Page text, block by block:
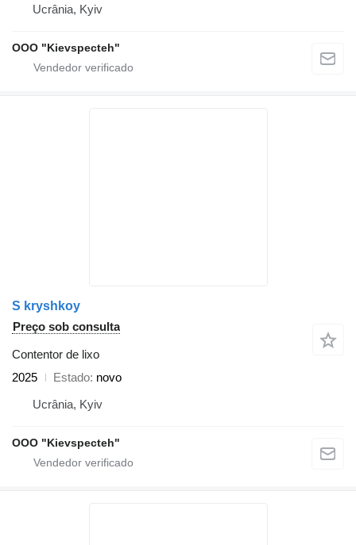
Ucrânia, Kyiv
OOO "Kievspecteh"
S kryshkoy
Preço sob consulta
Contentor de lixo
2025
Estado novo
Ucrânia, Kyiv
OOO "Kievspecteh"